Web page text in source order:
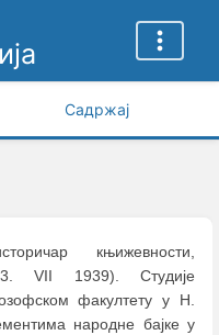
Садржај
књижевнoсти,
VII 1939). Студије
факултету у Н.
народне бајке у